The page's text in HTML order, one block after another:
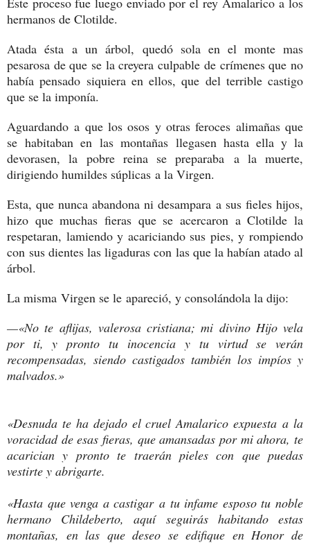
hermanos de Clotilde.
Atada ésta a un árbol, quedó sola en el monte mas
pesarosa de que se la creyera culpable de crímenes que no
había pensado siquiera en ellos, que del terrible castigo
que se la imponía.
Aguardando a que los osos y otras feroces alimañas que
se habitaban en las montañas llegasen hasta ella y la
devorasen, la pobre reina se preparaba a la muerte,
dirigiendo humildes súplicas a la Virgen.
Esta, que nunca abandona ni desampara a sus fieles hijos,
hizo que muchas fieras que se acercaron a Clotilde la
respetaran, lamiendo y acariciando sus pies, y rompiendo
con sus dientes las ligaduras con las que la habían atado al
árbol.
La misma Virgen se le apareció, y consolándola la dijo:
—«No te aflijas, valerosa cristiana; mi divino Hijo vela
por ti, y pronto tu inocencia y tu virtud se verán
recompensadas, siendo castigados también los impíos y
malvados.»
«Desnuda te ha dejado el cruel Amalarico expuesta a la
voracidad de esas fieras, que amansadas por mi ahora, te
acarician y pronto te traerán pieles con que puedas
vestirte y abrigarte.
«Hasta que venga a castigar a tu infame esposo tu noble
hermano Childeberto, aquí seguirás habitando estas
montañas, en las que deseo se edifique en Honor de